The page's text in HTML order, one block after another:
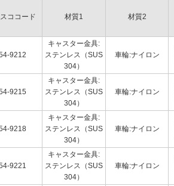
ココード 材質1 材質2
9212
キャスター金具:
ステンレス（SUS
304）
車輪:ナイロン
9215
キャスター金具:
ステンレス（SUS
304）
車輪:ナイロン
9218
キャスター金具:
ステンレス（SUS
304）
車輪:ナイロン
9221
キャスター金具:
ステンレス（SUS
304）
車輪:ナイロン